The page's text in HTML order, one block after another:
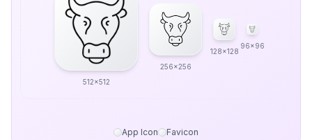
512x512
256x256
128x128
96x96
App Icon Favicon